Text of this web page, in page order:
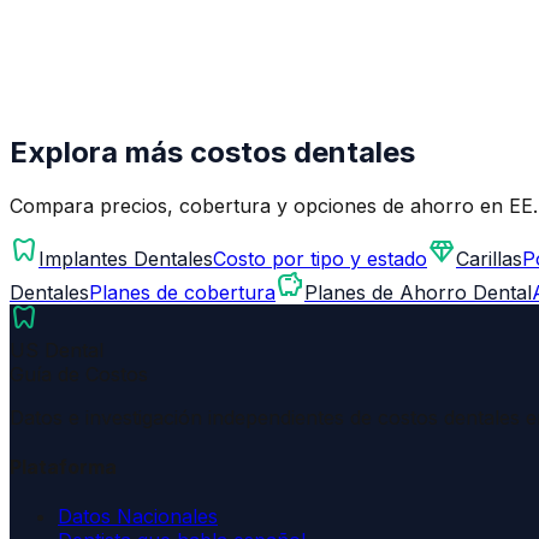
Explora más costos dentales
Compara precios, cobertura y opciones de ahorro en
dentistry Implantes DentalesCosto por tipo y estadodiamondCarillas
DentalesPlanes de coberturasavingsPlanes de Ahorro Dental
dentistry
Datos Nacionales